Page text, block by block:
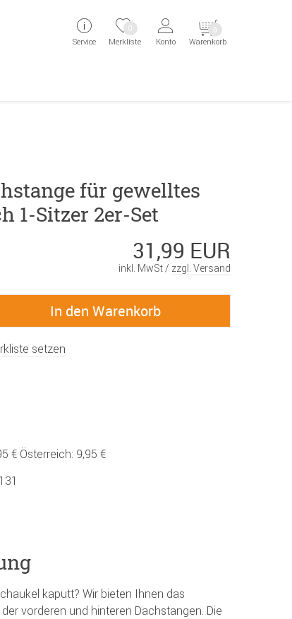
Service Merkliste
0
Konto Warenkorb
0
für gewelltes
1-Sitzer 2er-Set
31,99 EUR
inkl. MwSt / zzgl. Versand
setzen
€ Österreich: 9,95 €
131
kaputt? Wir bieten Ihnen das
vorderen und hinteren Dachstangen. Die